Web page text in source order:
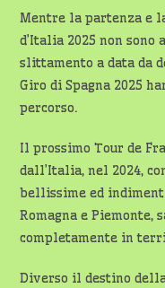
Mentre la partenza e
d’Italia 2025 non sono
slittamento a data da
Giro di Spagna 2025
percorso.
Il prossimo Tour de
dall’Italia, nel 2024,
bellissime ed
Romagna e Piemonte,
completamente in
Diverso il destino